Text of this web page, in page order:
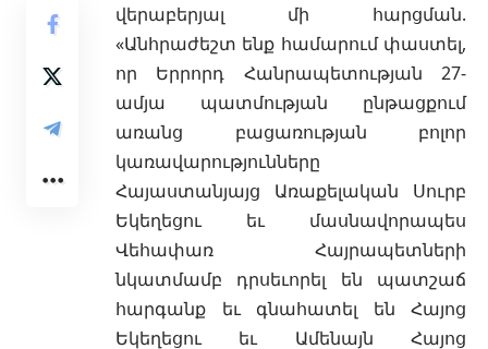
վերաբերյալ մի հարցման.
«Անհրաժեշտ ենք համարում փաստել,
որ Երրորդ Հանրապետության 27-
ամյա պատմության ընթացքում
առանց բացառության բոլոր
կառավարությունները
Հայաստանյայց Առաքելական Սուրբ
Եկեղեցու եւ մասնավորապես
Վեհափառ Հայրապետների
նկատմամբ դրսեւորել են պատշաճ
հարգանք եւ գնահատել են Հայոց
Եկեղեցու եւ Ամենայն Հայոց